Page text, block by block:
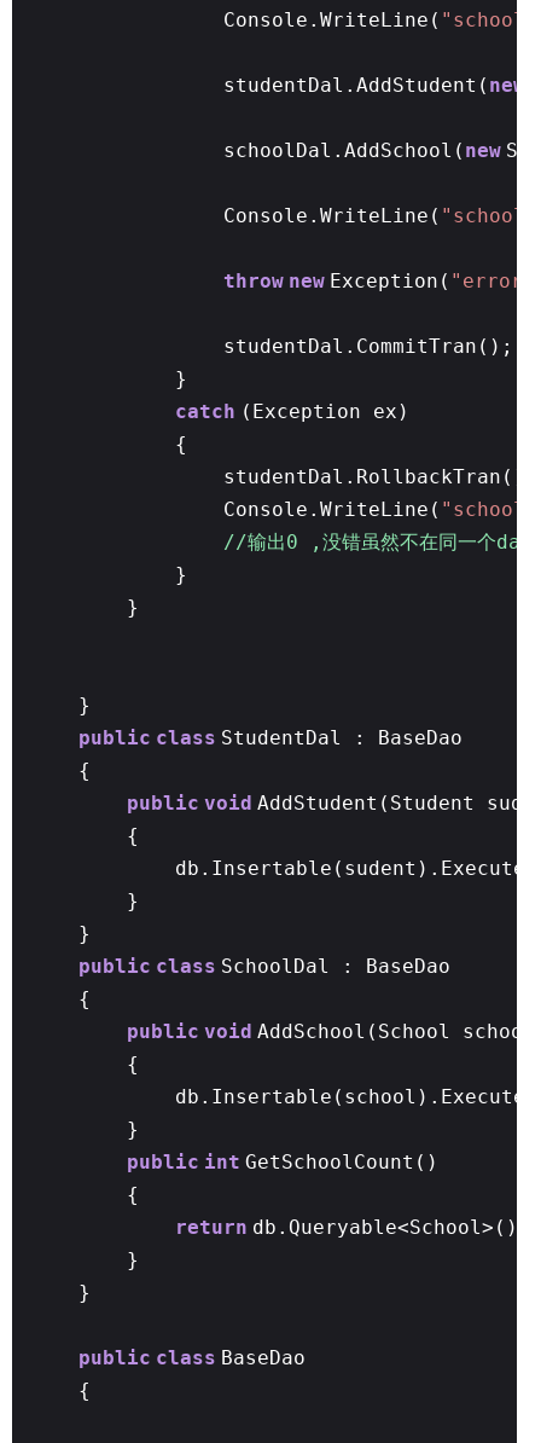
Console.WriteLine( "school
studentDal.AddStudent( new
schoolDal.AddSchool( new
Console.WriteLine( "school
throw new Exception( "error"
studentDal.CommitTran();
}
catch (Exception ex)
{
studentDal.RollbackTran();
Console.WriteLine( "school
//输出0 ,没错虽然不在同一个
}
}
}
public class StudentDal : BaseDao
{
public void AddStudent(Student
{
}
}
public class SchoolDal : BaseDao
{
public void AddSchool(School
{
}
public int GetSchoolCount()
{
return
}
}
public class BaseDao
{